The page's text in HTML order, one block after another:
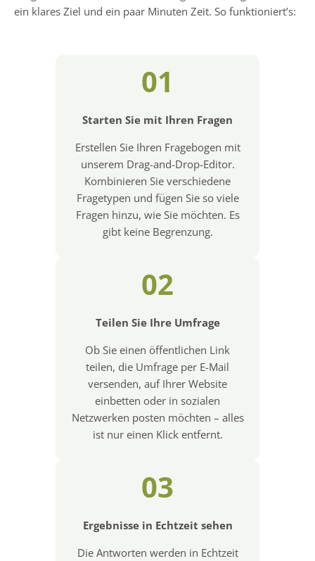
ein klares Ziel und ein paar Minuten Zeit. So funktioniert’s:
01
Starten Sie mit Ihren Fragen
Erstellen Sie Ihren Fragebogen mit
unserem Drag-and-Drop-Editor.
Kombinieren Sie verschiedene
Fragetypen und fügen Sie so viele
Fragen hinzu, wie Sie möchten. Es
gibt keine Begrenzung.
02
Teilen Sie Ihre Umfrage
Ob Sie einen öffentlichen Link
teilen, die Umfrage per E-Mail
versenden, auf Ihrer Website
einbetten oder in sozialen
Netzwerken posten möchten – alles
ist nur einen Klick entfernt.
03
Ergebnisse in Echtzeit sehen
Die Antworten werden in Echtzeit